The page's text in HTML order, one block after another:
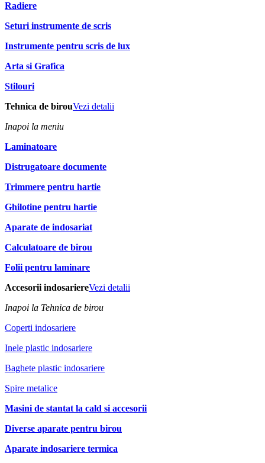
Radiere
Seturi instrumente de scris
Instrumente pentru scris de lux
Arta si Grafica
Stilouri
Tehnica de birouVezi detalii
Inapoi la meniu
Laminatoare
Distrugatoare documente
Trimmere pentru hartie
Ghilotine pentru hartie
Aparate de indosariat
Calculatoare de birou
Folii pentru laminare
Accesorii indosariereVezi detalii
Inapoi la Tehnica de birou
Coperti indosariere
Inele plastic indosariere
Baghete plastic indosariere
Spire metalice
Masini de stantat la cald si accesorii
Diverse aparate pentru birou
Aparate indosariere termica